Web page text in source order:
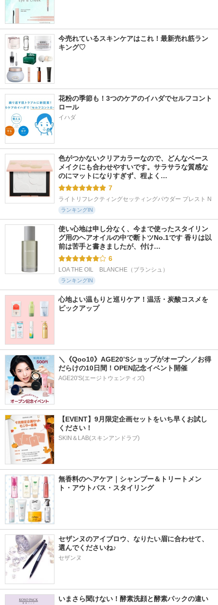
今売れているスキンケアはこれ！最新売れ筋ラン
キング♡
花粉の季節も！3つのケアのイハダでセルフコント
ロール
イハダ
色がつかないクリアカラーなので、どんなベース
メイクにも合わせやすいです。サラサラな質感な
のにマットになりすぎず、程よく…
7
ライトリフレクティングセッティングパウダー プレスト N
ランキングIN
使い心地は申し分なく、今まで使ったスタイリン
グ用のヘアオイルの中で断トツNo.1です 香りは以
前は苦手と書きましたが、付け…
6
LOA THE OIL　BLANCHE（ブランシュ）
ランキングIN
心地よい温もりと巡りケア！温活・炭酸コスメを
ピックアップ
＼《Qoo10》AGE20’Sショップがオープン／お得
だらけの10日間！OPEN記念イベント開催
AGE20'S(エージトウェンティズ)
【EVENT】9月限定企画セットをいち早くお試し
ください！
SKIN＆LAB(スキンアンドラブ)
無香料のヘアケア｜シャンプー＆トリートメン
ト・アウトバス・スタイリング
セザンヌのアイブロウ、なりたい眉に合わせて、
選んでくださいね♪
セザンヌ
いまさら聞けない！酵素洗顔と酵素パックの違い